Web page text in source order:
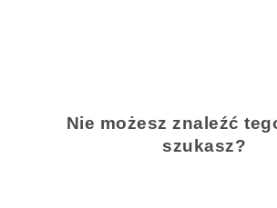
Nie możesz znaleźć
szukasz?